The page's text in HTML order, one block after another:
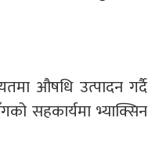
औषधि उत्पादन गर्दै
सहकार्यमा भ्याक्सिन